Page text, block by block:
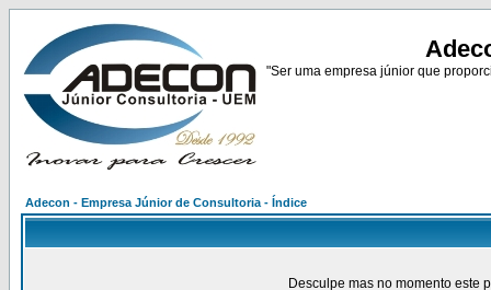
"Ser uma empresa júnior que
Adecon - Empresa Júnior de Consultoria - Índice
Desculpe mas no momento este